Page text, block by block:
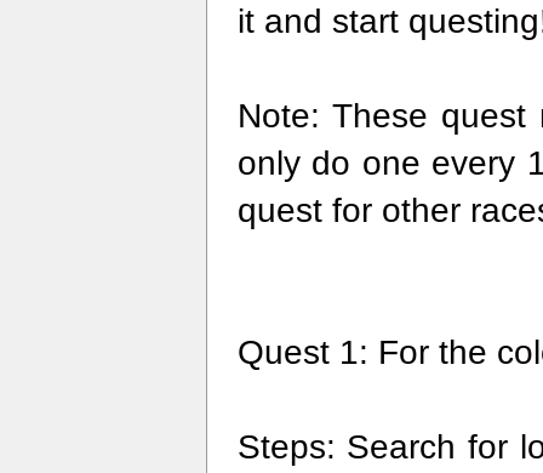
it and start
Note: These
only do one every
quest for other
Quest 1: For the
Steps: Search for